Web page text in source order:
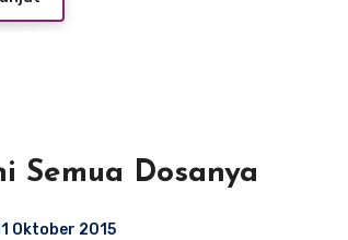
Semua Dosanya
Oktober 2015